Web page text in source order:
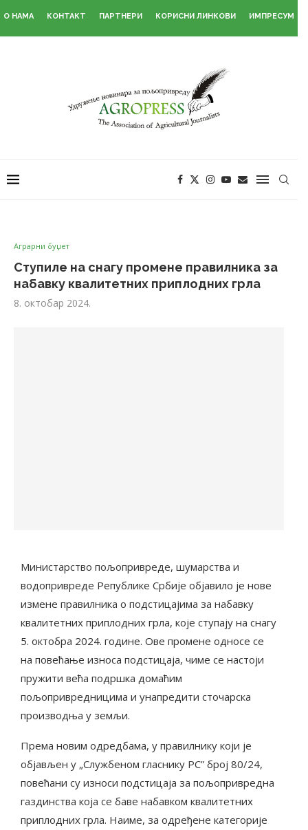
О НАМА КОНТАКТ ПАРТНЕРИ КОРИСНИ ЛИНКОВИ ИМПРЕСУМ
Аграрни буџет
Ступиле на снагу промене правилника за
набавку квалитетних приплодних грла
8. октобар 2024.
Министарство пољопривреде, шумарства и
водопривреде Републике Србије објавило је нове
измене правилника о подстицајима за набавку
квалитетних приплодних грла, које ступају на снагу
5. октобра 2024. године. Ове промене односе се
на повећање износа подстицаја, чиме се настоји
пружити већа подршка домаћим
пољопривредницима и унапредити сточарска
производња у земљи.
Према новим одредбама, у правилнику који је
објављен у „Службеном гласнику РС” број 80/24,
повећани су износи подстицаја за пољопривредна
газдинства која се баве набавком квалитетних
приплодних грла. Наиме, за одређене категорије